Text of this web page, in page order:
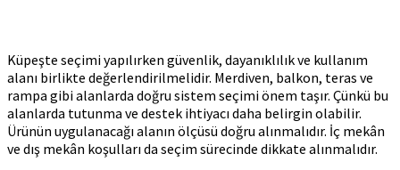
Küpeşte seçimi yapılırken güvenlik, dayanıklılık ve kullanım
alanı birlikte değerlendirilmelidir. Merdiven, balkon, teras ve
rampa gibi alanlarda doğru sistem seçimi önem taşır. Çünkü bu
alanlarda tutunma ve destek ihtiyacı daha belirgin olabilir.
Ürünün uygulanacağı alanın ölçüsü doğru alınmalıdır. İç mekân
ve dış mekân koşulları da seçim sürecinde dikkate alınmalıdır.